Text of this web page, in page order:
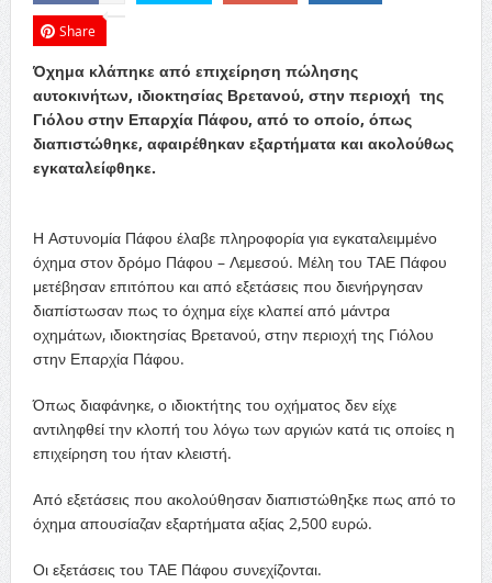
Share
Όχημα κλάπηκε από επιχείρηση πώλησης
αυτοκινήτων, ιδιοκτησίας Βρετανού, στην περιοχή της
Γιόλου στην Επαρχία Πάφου, από το οποίο, όπως
διαπιστώθηκε, αφαιρέθηκαν εξαρτήματα και ακολούθως
εγκαταλείφθηκε.
Η Αστυνομία Πάφου έλαβε πληροφορία για εγκαταλειμμένο
όχημα στον δρόμο Πάφου – Λεμεσού. Μέλη του ΤΑΕ Πάφου
μετέβησαν επιτόπου και από εξετάσεις που διενήργησαν
διαπίστωσαν πως το όχημα είχε κλαπεί από μάντρα
οχημάτων, ιδιοκτησίας Βρετανού, στην περιοχή της Γιόλου
στην Επαρχία Πάφου.
Όπως διαφάνηκε, ο ιδιοκτήτης του οχήματος δεν είχε
αντιληφθεί την κλοπή του λόγω των αργιών κατά τις οποίες η
επιχείρηση του ήταν κλειστή.
Από εξετάσεις που ακολούθησαν διαπιστώθηξκε πως από το
όχημα απουσίαζαν εξαρτήματα αξίας 2,500 ευρώ.
Οι εξετάσεις του ΤΑΕ Πάφου συνεχίζονται.